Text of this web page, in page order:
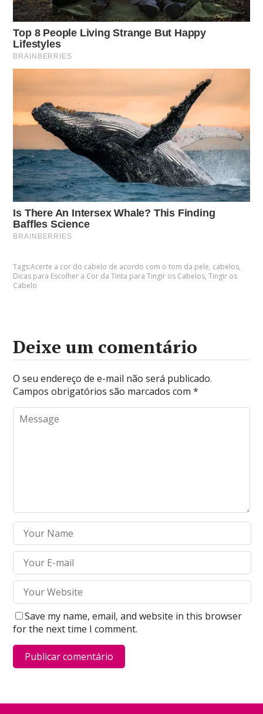
Tags:Acerte a cor do cabelo de acordo com o tom da pele, cabelos,
Dicas para Escolher a Cor da Tinta para Tingir os Cabelos,Tingir os
Cabelo
Deixe um comentário
O seu endereço de e-mail não será publicado.
Campos obrigatórios são marcados com*
Save my name, email, and website in this browser
for the next time I comment.